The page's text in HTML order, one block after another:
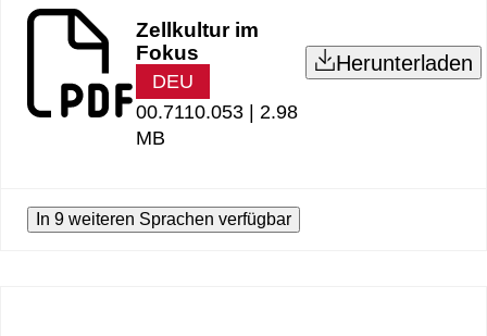
Zellkultur im
Fokus
DEU
00.7110.053 | 2.98
MB
Herunterladen
In 9 weiteren Sprachen verfügbar